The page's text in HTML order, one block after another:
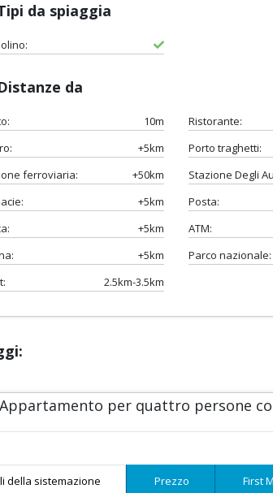
da spiaggia
da
10m Ristorante:
+5km Porto traghetti:
ferroviaria:
+50km Stazione Degli
+5km Posta:
+5km ATM:
+5km Parco nazionale:
2.5km-3.5km
per quattro persone
della sistemazione
Prezzo First